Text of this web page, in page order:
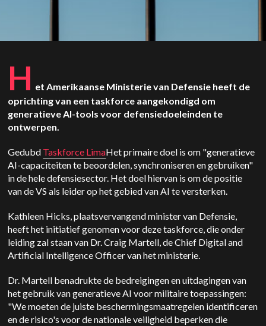
H et Amerikaanse Ministerie van Defensie heeft de
oprichting van een taskforce aangekondigd om
generatieve AI-tools voor defensiedoeleinden te
ontwerpen.
Gedubd Taskforce LimaHet primaire doel is om "generatieve
AI-capaciteiten te beoordelen, synchroniseren en gebruiken"
in de hele defensiesector. Het doel hiervan is om de positie
van de VS als leider op het gebied van AI te versterken.
Kathleen Hicks, plaatsvervangend minister van Defensie,
heeft het initiatief genomen voor deze taskforce, die onder
leiding zal staan van Dr. Craig Martell, de Chief Digital and
Artificial Intelligence Officer van het ministerie.
Dr. Martell benadrukte de bedreigingen en uitdagingen van
het gebruik van generatieve AI voor militaire toepassingen:
"We moeten de juiste beschermingsmaatregelen identificeren
en de risico's voor de nationale veiligheid beperken die